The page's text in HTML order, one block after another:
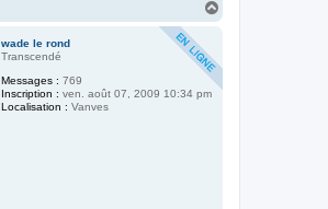
wade le rond
Transcendé
Messages : 769
Inscription : ven. août 07, 2009 10:34 pm
Localisation : Vanves